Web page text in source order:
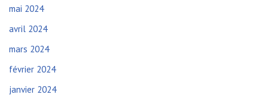
mai 2024
avril 2024
mars 2024
février 2024
janvier 2024